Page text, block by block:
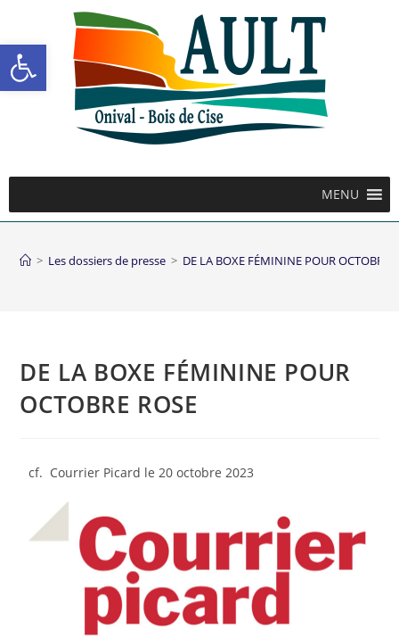
Ouvrir la barre d’outils
MENU
> Les dossiers de presse > DE LA BOXE FÉMININE POUR OCTOBRE
DE LA BOXE FÉMININE POUR
OCTOBRE ROSE
cf. Courrier Picard le 20 octobre 2023